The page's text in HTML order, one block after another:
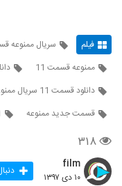
فیلم سریال ممنوعه
ممنوعه قسمت 11
دانلود قسمت 11 سریال ممنوعه
قسمت جدید ممنوعه
۳۱۸
film
۱۰ دی ۱۳۹۷